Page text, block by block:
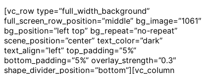
[vc_row type=”full_width_background”
full_screen_row_position=”middle” bg_image=”1061″
bg_position=”left top” bg_repeat=”no-repeat”
scene_position=”center” text_color=”dark”
text_align=”left” top_padding=”5%”
bottom_padding=”5%” overlay_strength=”0.3″
shape_divider_position=”bottom”][vc_column